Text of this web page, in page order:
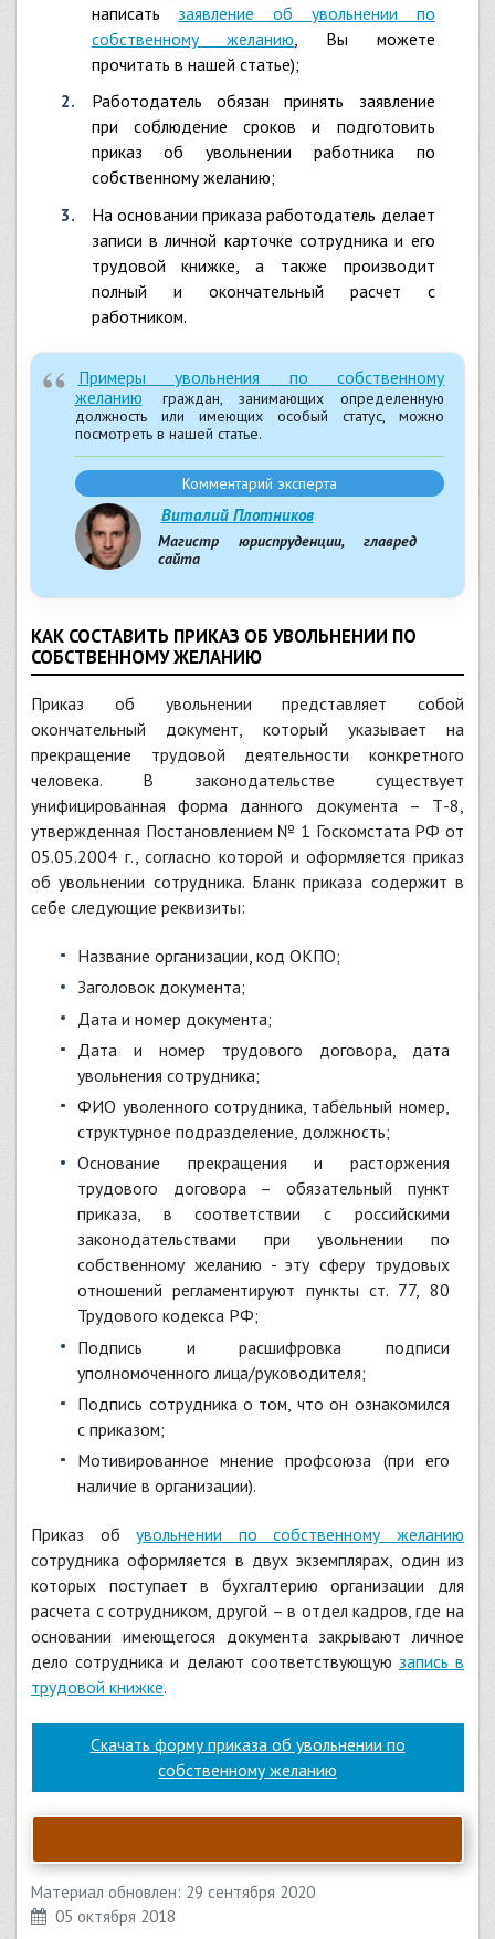
написать заявление об увольнении по
собственному желанию , Вы можете
прочитать в нашей статье);
Работодатель обязан принять заявление
при соблюдение сроков и подготовить
приказ об увольнении работника по
собственному желанию;
На основании приказа работодатель делает
записи в личной карточке сотрудника и его
трудовой книжке, а также производит
полный и окончательный расчет с
работником.
Примеры увольнения по собственному
желанию
граждан, занимающих определенную
должность или имеющих особый статус, можно
посмотреть в нашей статье.
Виталий Плотников
Магистр юриспруденции, главред
сайта
Комментарий эксперта
КАК СОСТАВИТЬ ПРИКАЗ ОБ УВОЛЬНЕНИИ ПО
СОБСТВЕННОМУ ЖЕЛАНИЮ
Приказ об увольнении представляет собой
окончательный документ, который указывает на
прекращение трудовой деятельности конкретного
человека. В законодательстве существует
унифицированная форма данного документа – Т-8,
утвержденная Постановлением № 1 Госкомстата РФ от
05.05.2004 г., согласно которой и оформляется приказ
об увольнении сотрудника. Бланк приказа содержит в
себе следующие реквизиты:
название организации, код ОКПО;
заголовок документа;
дата и номер документа;
дата и номер трудового договора, дата
увольнения сотрудника;
ФИО уволенного сотрудника, табельный номер,
структурное подразделение, должность;
основание прекращения и расторжения
трудового договора – обязательный пункт
приказа, в соответствии с российскими
законодательствами при увольнении по
собственному желанию - эту сферу трудовых
отношений регламентируют пункты ст. 77, 80
Трудового кодекса РФ;
подпись и расшифровка подписи
уполномоченного лица/руководителя;
подпись сотрудника о том, что он ознакомился
с приказом;
мотивированное мнение профсоюза (при его
наличие в организации).
Приказ обувольнении по собственному желанию
сотрудника оформляется в двух экземплярах, один из
которых поступает в бухгалтерию организации для
расчета с сотрудником, другой – в отдел кадров, где на
основании имеющегося документа закрывают личное
дело сотрудника и делают соответствующую запись в
трудовой книжке.
Скачать форму приказа об увольнении по
собственному желанию
Материал обновлен: 29 сентября 2020
05 октября 2018